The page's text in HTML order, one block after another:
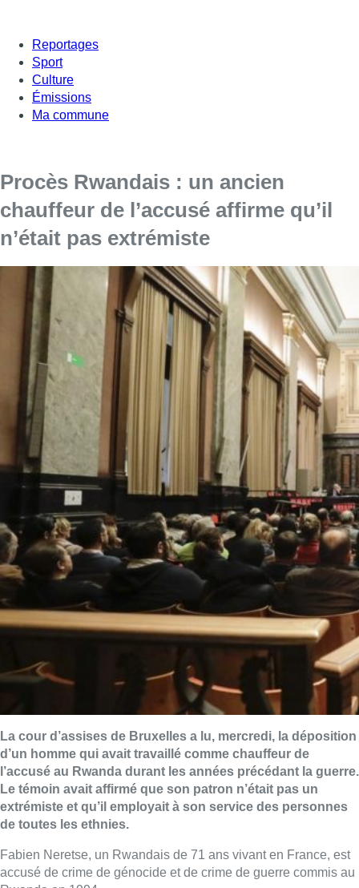
Reportages
Sport
Culture
Émissions
Ma commune
Procès Rwandais : un ancien
chauffeur de l’accusé affirme qu’il
n’était pas extrémiste
La cour d’assises de Bruxelles a lu, mercredi, la déposition
d’un homme qui avait travaillé comme chauffeur de
l’accusé au Rwanda durant les années précédant la guerre.
Le témoin avait affirmé que son patron n’était pas un
extrémiste et qu’il employait à son service des personnes
de toutes les ethnies.
Fabien Neretse, un Rwandais de 71 ans vivant en France, est
accusé de crime de génocide et de crime de guerre commis au